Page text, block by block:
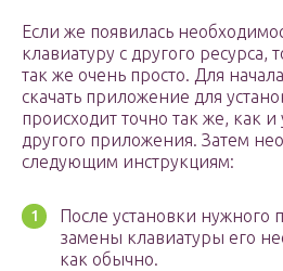
Если же появилась
клавиатуру с другого ресурса,
так же очень просто. Для
скачать приложение для
происходит точно так же, как и
другого приложения. Затем
следующим инструкциям:
После установки нужного
замены клавиатуры его
как обычно.